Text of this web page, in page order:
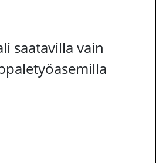
saatavilla vain